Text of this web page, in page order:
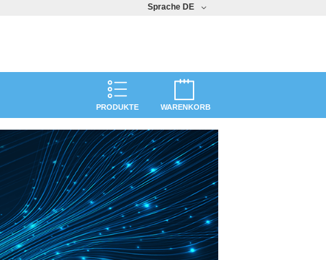
Sprache DE
WARENKORB
PRODUKTE